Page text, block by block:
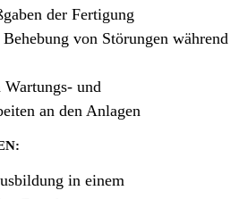
der Fertigung
von Störungen während
und
an den Anlagen
in einem